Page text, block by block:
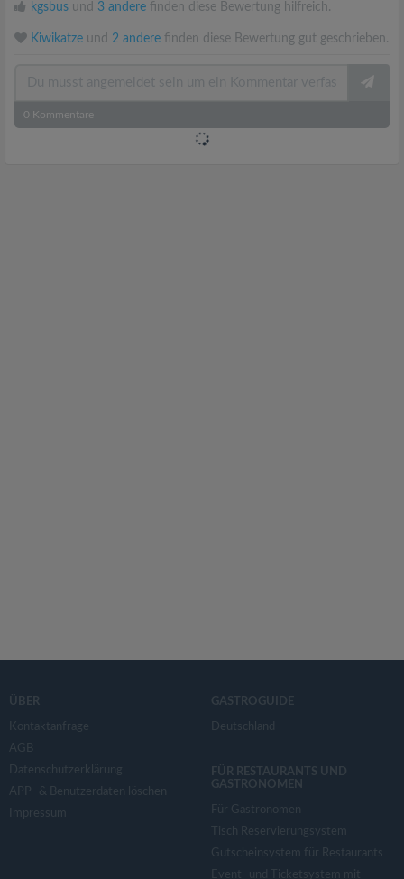
kgsbus und 3 andere finden diese Bewertung hilfreich.
Kiwikatze und 2 andere finden diese Bewertung gut geschrieben.
0 Kommentare
ÜBER
Kontaktanfrage
AGB
Datenschutzerklärung
APP- & Benutzerdaten löschen
Impressum
GASTROGUIDE
Deutschland
FÜR RESTAURANTS UND
GASTRONOMEN
Für Gastronomen
Tisch Reservierungsystem
Gutscheinsystem für Restaurants
Event- und Ticketsystem mit